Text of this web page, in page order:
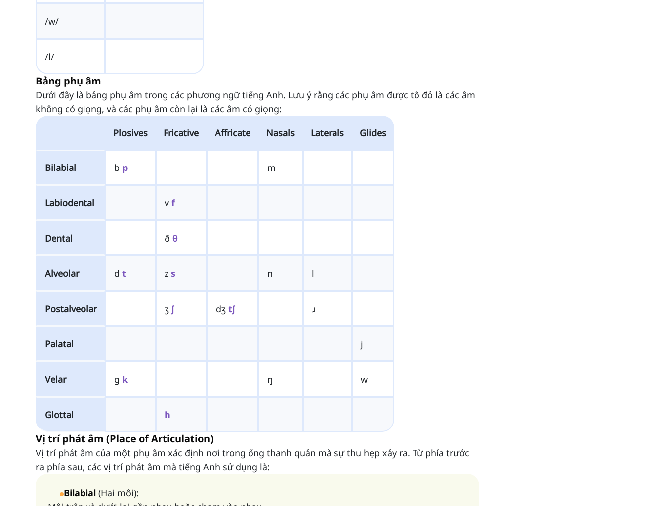
/w/
/l/
Bảng phụ âm
Dưới đây là bảng phụ âm trong các phương ngữ tiếng Anh. Lưu ý rằng các phụ âm được tô đỏ là các âm
không có giọng, và các phụ âm còn lại là các âm có giọng:
Plosives
Fricative Affricate Nasals Laterals Glides
Bilabial b p m
Labiodental v f
Dental ð θ
Alveolar d t z s n l
Postalveolar ʒ ʃ dʒ tʃ ɹ
Palatal j
Velar g k ŋ w
Glottal h
Vị trí phát âm (Place of Articulation)
Vị trí phát âm của một phụ âm xác định nơi trong ống thanh quản mà sự thu hẹp xảy ra. Từ phía trước
ra phía sau, các vị trí phát âm mà tiếng Anh sử dụng là:
Bilabial (Hai môi):